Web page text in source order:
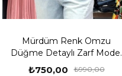
Mürdüm Renk Omzu
Düğme Detaylı Zarf Model
Keten Bluz
₺750,00 ₺990,00